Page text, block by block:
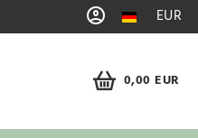
EUR
0,00 EUR